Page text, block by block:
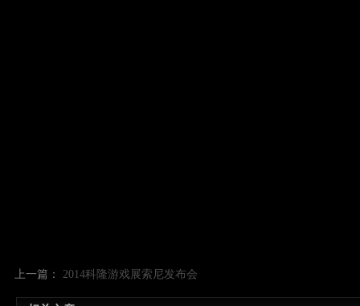
上一篇： 2014科隆游戏展索尼发布会